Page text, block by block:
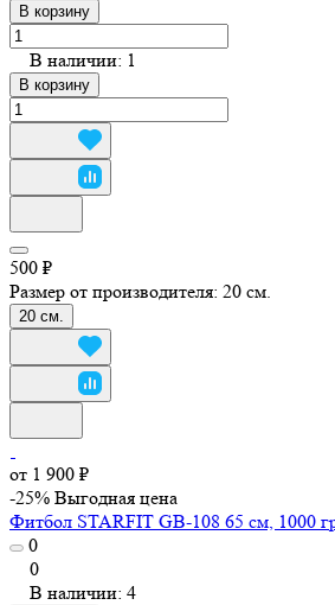
В корзину
В наличии: 1
В корзину
500 ₽
Размер от производителя: 20 см.
20 см.
от 1 900 ₽
-25% Выгодная цена
Фитбол STARFIT GB-108 65 см, 1000
0
0
В наличии: 4